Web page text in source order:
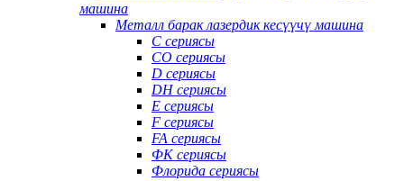
машина
Металл барак лазердик кесүүчү машина
C сериясы
CO сериясы
D сериясы
DH сериясы
E сериясы
F сериясы
FA сериясы
ФК сериясы
Флорида сериясы